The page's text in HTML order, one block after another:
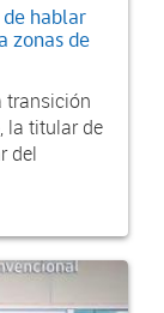
hablar
zonas de
transición
la titular de
del